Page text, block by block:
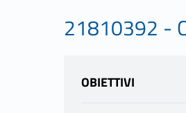
21810392 -
OBIETTIVI